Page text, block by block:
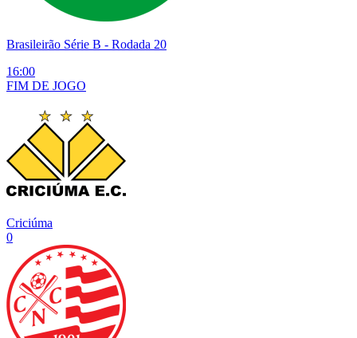
Brasileirão Série B - Rodada 20
16:00
FIM DE JOGO
Criciúma
0